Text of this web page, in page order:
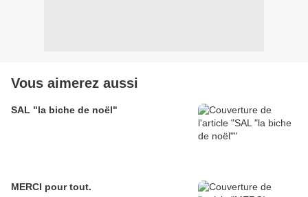
Vous aimerez aussi
SAL "la biche de noël"
MERCI pour tout.